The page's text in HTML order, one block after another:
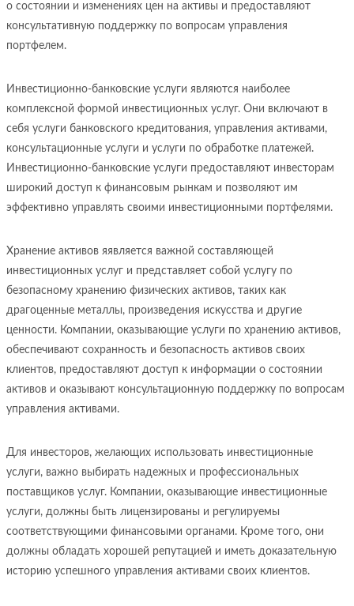
о состоянии и изменениях цен на активы и предоставляют
консультативную поддержку по вопросам управления
портфелем.
Инвестиционно-банковские услуги являются наиболее
комплексной формой инвестиционных услуг. Они включают в
себя услуги банковского кредитования, управления активами,
консультационные услуги и услуги по обработке платежей.
Инвестиционно-банковские услуги предоставляют инвесторам
широкий доступ к финансовым рынкам и позволяют им
эффективно управлять своими инвестиционными портфелями.
Хранение активов яявляется важной составляющей
инвестиционных услуг и представляет собой услугу по
безопасному хранению физических активов, таких как
драгоценные металлы, произведения искусства и другие
ценности. Компании, оказывающие услуги по хранению активов,
обеспечивают сохранность и безопасность активов своих
клиентов, предоставляют доступ к информации о состоянии
активов и оказывают консультационную поддержку по вопросам
управления активами.
Для инвесторов, желающих использовать инвестиционные
услуги, важно выбирать надежных и профессиональных
поставщиков услуг. Компании, оказывающие инвестиционные
услуги, должны быть лицензированы и регулируемы
соответствующими финансовыми органами. Кроме того, они
должны обладать хорошей репутацией и иметь доказательную
историю успешного управления активами своих клиентов.